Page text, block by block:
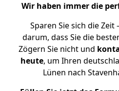
Wir haben immer die
Sparen Sie sich die
darum, dass Sie die
Zögern Sie nicht und
heute, um Ihren
Lünen nach